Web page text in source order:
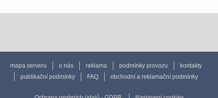
mapa serveru o nás reklama podmínky provozu
kontakty
publikační podmínky
FAQ obchodní a reklamační podmínky